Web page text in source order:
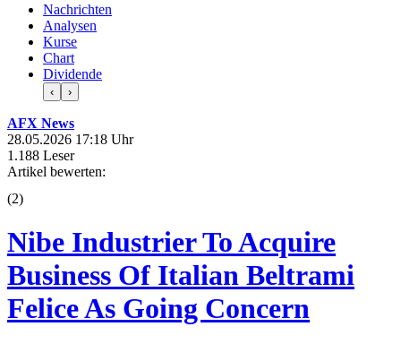
Nachrichten
Analysen
Kurse
Chart
Dividende
‹ ›
AFX News
28.05.2026 17:18 Uhr
1.188 Leser
Artikel bewerten:
(2)
Nibe Industrier To Acquire
Business Of Italian Beltrami
Felice As Going Concern